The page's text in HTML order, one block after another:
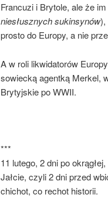
Francuzi i Brytole, ale że
niesłusznych sukinsynów),
prosto do Europy, a nie
A w roli likwidatorów
sowiecką agentką Merkel,
Brytyjskie po WWII.
***
11 lutego, 2 dni po
Jałcie, czyli 2 dni przed
chichot, co rechot historii.